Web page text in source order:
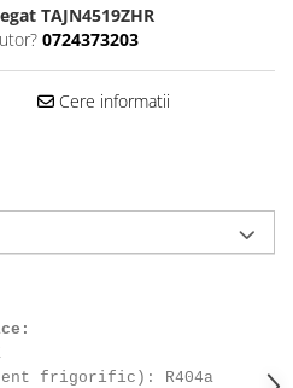
TAJN4519ZHR
0724373203
Cere informatii
frigorific): R404a